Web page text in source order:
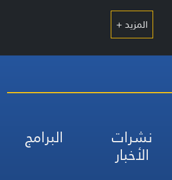
المزيد +
نشرات
الأخبار
البرامج